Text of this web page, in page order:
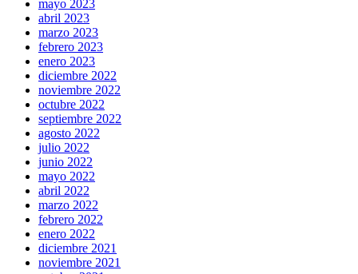
mayo 2023
abril 2023
marzo 2023
febrero 2023
enero 2023
diciembre 2022
noviembre 2022
octubre 2022
septiembre 2022
agosto 2022
julio 2022
junio 2022
mayo 2022
abril 2022
marzo 2022
febrero 2022
enero 2022
diciembre 2021
noviembre 2021